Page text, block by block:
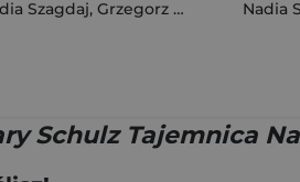
Szagdaj, Grzegorz Filarowski Nadia
Schulz Tajemnica